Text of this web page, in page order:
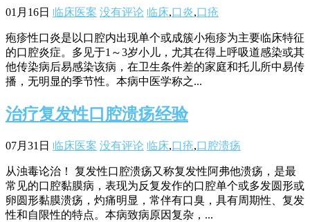
01月16日 临床医案 没有评论 临床,口炎,口疮
疱疹性口炎是以口腔内出现单个或成簇小疱疹为主要临床特征
的口腔炎症。多见于1～3岁小儿，尤其在得上呼吸道感染或其
他传染病后易感染该病，在卫生条件差的家庭和托儿所中易传
播，无明显的季节性。本病中医学称之...
治疗复发性口腔溃疡经验
07月31日 临床医案 没有评论 临床,口疮,口腔溃疡
从浊毒论治！ 复发性口腔溃疡又称复发性阿弗他溃疡，是最
常见的口腔黏膜病，表现为反复发作的口腔单个或多发圆形或
卵圆形黏膜溃疡，灼痛明显，常伴有口臭，具有周期性、复发
性和自限性的特点。本病致病原因复杂，...